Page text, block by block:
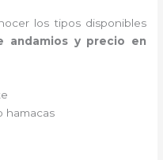
los tipos disponibles
andamios y precio en
hamacas